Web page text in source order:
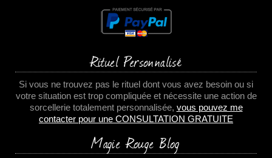
Rituel Personnalisé
Si vous ne trouvez pas le rituel dont vous avez besoin ou si
votre situation est trop compliquée et nécessite une action de
sorcellerie totalement personnalisée, vous pouvez me
contacter pour une CONSULTATION GRATUITE
Magie Rouge Blog